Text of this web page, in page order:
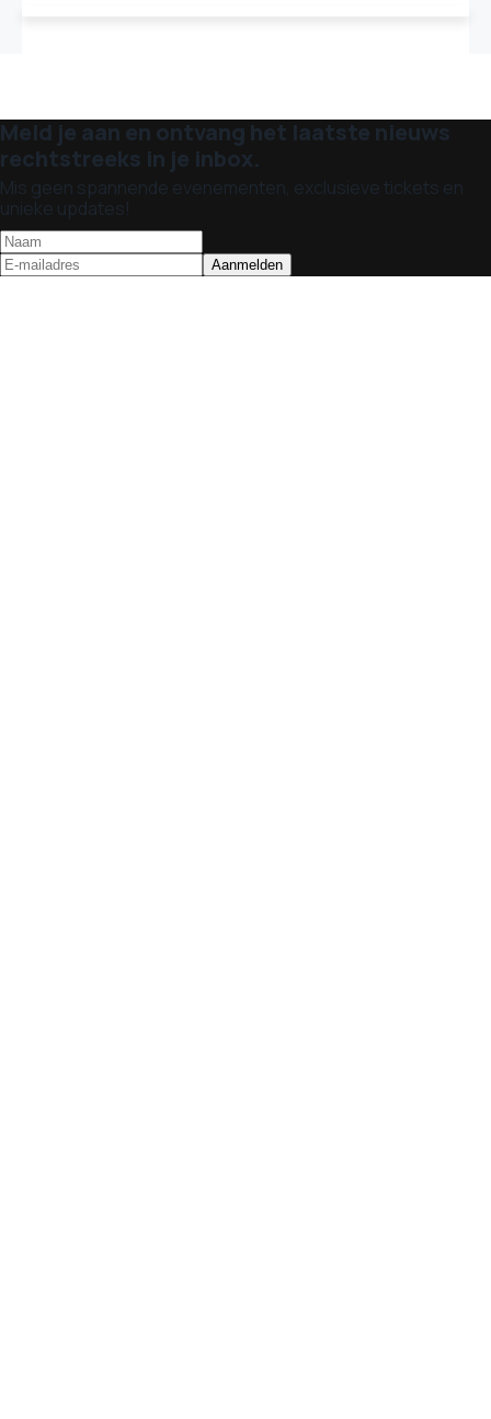
Meld je aan en ontvang het laatste nieuws
rechtstreeks in je inbox.
Mis geen spannende evenementen, exclusieve tickets en
unieke updates!